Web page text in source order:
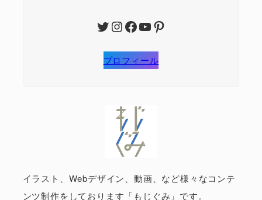
Twitter InstagramFacebook YouTube Pinterest
プロフィール
イラスト、Webデザイン、動画、など様々なコンテ
ンツ制作をしております「もじぐみ」です。